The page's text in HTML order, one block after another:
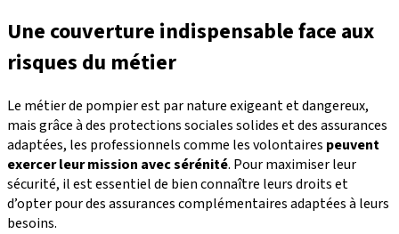
Une couverture indispensable face aux
risques du métier
Le métier de pompier est par nature exigeant et dangereux,
mais grâce à des protections sociales solides et des assurances
adaptées, les professionnels comme les volontaires peuvent
exercer leur mission avec sérénité. Pour maximiser leur
sécurité, il est essentiel de bien connaître leurs droits et
d’opter pour des assurances complémentaires adaptées à leurs
besoins.